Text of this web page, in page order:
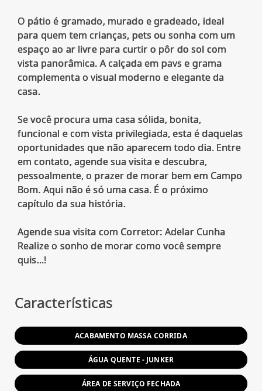
O pátio é gramado, murado e gradeado, ideal
para quem tem crianças, pets ou sonha com um
espaço ao ar livre para curtir o pôr do sol com
vista panorâmica. A calçada em pavs e grama
complementa o visual moderno e elegante da
casa.
Se você procura uma casa sólida, bonita,
funcional e com vista privilegiada, esta é daquelas
oportunidades que não aparecem todo dia. Entre
em contato, agende sua visita e descubra,
pessoalmente, o prazer de morar bem em Campo
Bom. Aqui não é só uma casa. É o próximo
capítulo da sua história.
Agende sua visita com Corretor: Adelar Cunha
Realize o sonho de morar como você sempre
quis...!
Características
ACABAMENTO MASSA CORRIDA
ÁGUA QUENTE - JUNKER
ÁREA DE SERVIÇO FECHADA